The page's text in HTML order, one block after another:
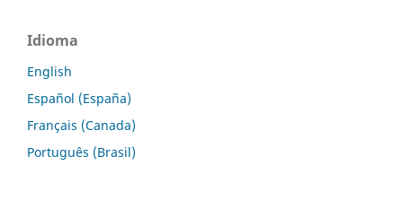
Idioma
English
Español (España)
Français (Canada)
Português (Brasil)